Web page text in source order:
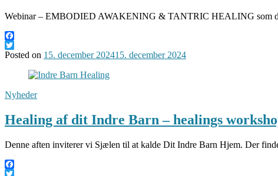
Webinar – EMBODIED AWAKENING & TANTRIC HEALING som
Facebook
Twitter
Posted on 15. december 202415. december 2024
Nyheder
Healing af dit Indre Barn – healings
Denne aften inviterer vi Sjælen til at kalde Dit Indre Barn Hjem. Der
Facebook